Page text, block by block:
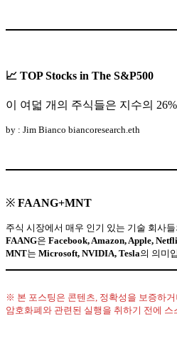
📈 TOP Stocks in The S&P500
이 여덟 개의 주식들은 지수의
by : Jim Bianco biancoresearch.eth
※ FAANG+MNT
주식 시장에서 매우 인기 있는 기술 회사
FAANG은 Facebook, Amazon, Apple,
MNT는 Microsoft, NVIDIA, Tesla의 의미
※ 본 포스팅은 콘텐츠, 정확성을 보증하거
암호화폐와 관련된 실행을 취하기 전에 스